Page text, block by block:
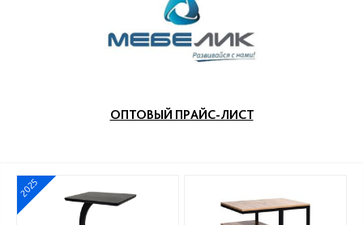
ОПТОВЫЙ ПРАЙС-ЛИСТ
2025